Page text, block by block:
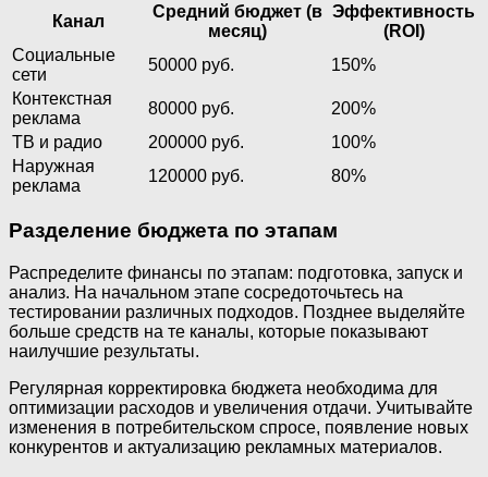
Канал
Средний бюджет (в
месяц)
Эффективность
(ROI)
Социальные
сети
50000 руб.
150%
Контекстная
реклама
80000 руб.
200%
ТВ и радио
200000 руб.
100%
Наружная
реклама
120000 руб. 80%
Разделение бюджета по этапам
Распределите финансы по этапам: подготовка, запуск и
анализ. На начальном этапе сосредоточьтесь на
тестировании различных подходов. Позднее выделяйте
больше средств на те каналы, которые показывают
наилучшие результаты.
Регулярная корректировка бюджета необходима для
оптимизации расходов и увеличения отдачи. Учитывайте
изменения в потребительском спросе, появление новых
конкурентов и актуализацию рекламных материалов.